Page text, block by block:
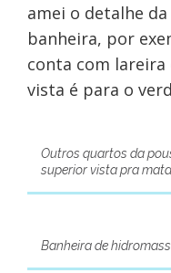
amei o detalhe
banheira, por
conta com
vista é para o
Outros quartos da
superior vista pra mata
Banheira de